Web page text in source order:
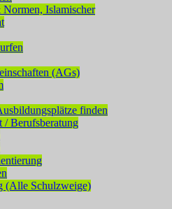
Islamischer
(AGs)
finden
Berufsberatung
(Alle Schulzweige)